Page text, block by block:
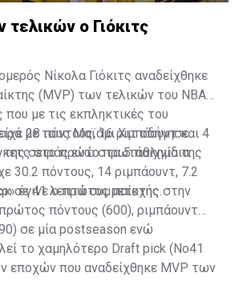
τελικών ο Γιόκιτς
Νίκολα Γιόκιτς αναδείχθηκε
(MVP) των τελικών του ΝΒΑ,
με τις εκπληκτικές του
με τους Μαϊάμι Χιτ οδήγησε
στο πρώτο πρωτάθλημα της
28 πόντους, 16 ριμπάουντ και 4
σειράς ενώ στα 5 παιχνίδια
30.2 πόντους, 14 ριμπάουντ, 7.2
σε 41 λεπτά συμμετοχής.
έγινε ο πρώτος παίκτης στην
πόντους (600), ριμπάουντ
σε μία postseason ενώ
το χαμηλότερο Draft pick (Νο41
εποχών που αναδείχθηκε MVP των